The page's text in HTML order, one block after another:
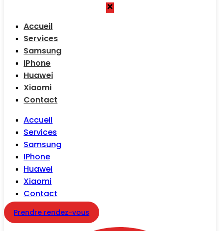
Accueil
Services
Samsung
IPhone
Huawei
Xiaomi
Contact
Accueil
Services
Samsung
IPhone
Huawei
Xiaomi
Contact
Prendre rendez-vous